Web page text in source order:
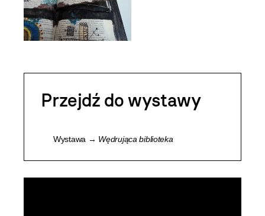
Przejdź do wystawy
Wystawa → Wędrująca biblioteka